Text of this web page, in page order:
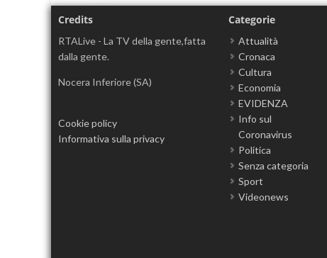
Credits
RTALive - La TV della gente,fatta
dalla gente.
Nocera Inferiore (SA)
Cookie policy
Informativa sulla privacy
Categorie
Attualità
Cronaca
Cultura
Economia
EVIDENZA
Info sul
Coronavirus
Politica
Senza categoria
Sport
Videonews